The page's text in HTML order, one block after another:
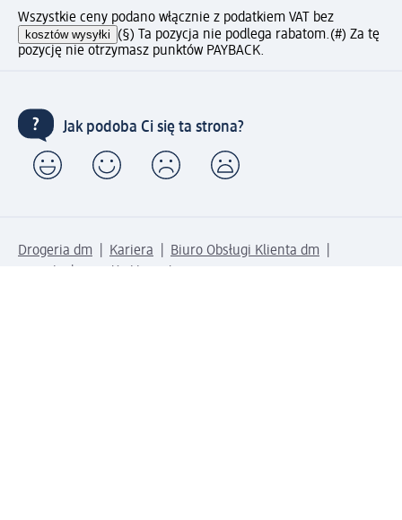
Wszystkie ceny podano włącznie z podatkiem VAT bez
kosztów wysyłki (§) Ta pozycja nie podlega rabatom.(#) Za tę
pozycję nie otrzymasz punktów PAYBACK.
Jak podoba Ci się ta strona?
Drogeria dm Kariera
Biuro Obsługi Klienta dm